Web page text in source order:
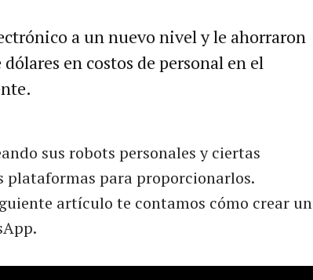
a un nuevo nivel y le ahorraron
en costos de personal en el
sus robots personales y ciertas
plataformas para proporcionarlos.
artículo te contamos cómo crear un